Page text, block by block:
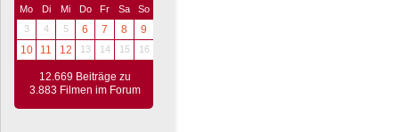
Mo Di Mi Do Fr Sa
So
3
4 5 6 7 8
9
10
11 12 13 14 15 16
12.669 Beiträge zu
3.883 Filmen im Forum